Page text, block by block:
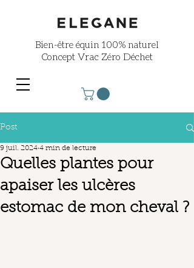
Bien-être équin 100% naturel
Concept Vrac Zéro Déchet
Post
Quelles plantes pour
apaiser les ulcères
estomac de mon cheval ?
9 juil. 2024 4 min de lecture